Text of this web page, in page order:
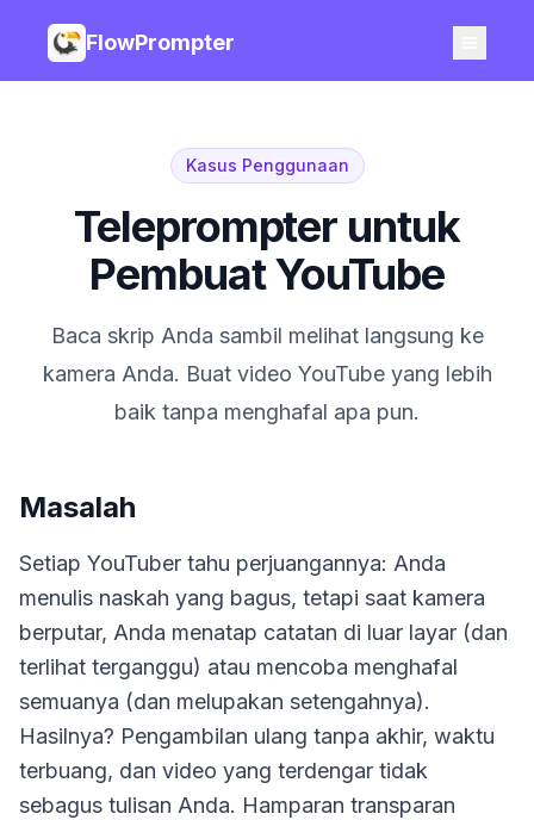
FlowPrompter
Kasus Penggunaan
Teleprompter untuk
Pembuat YouTube
Baca skrip Anda sambil melihat langsung ke
kamera Anda. Buat video YouTube yang lebih
baik tanpa menghafal apa pun.
Masalah
Setiap YouTuber tahu perjuangannya: Anda
menulis naskah yang bagus, tetapi saat kamera
berputar, Anda menatap catatan di luar layar (dan
terlihat terganggu) atau mencoba menghafal
semuanya (dan melupakan setengahnya).
Hasilnya? Pengambilan ulang tanpa akhir, waktu
terbuang, dan video yang terdengar tidak
sebagus tulisan Anda. Hamparan transparan